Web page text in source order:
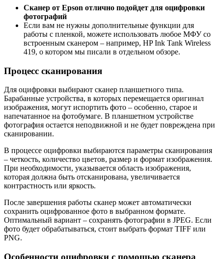
Сканер от Epson отлично подойдет для оцифровки
фотографий
Если вам не нужны дополнительные функции для
работы с пленкой, можете использовать любое МФУ со
встроенным сканером – например, HP Ink Tank Wireless
419, о котором мы писали в отдельном обзоре.
Процесс сканирования
Для оцифровки выбирают сканер планшетного типа.
Барабанные устройства, в которых перемещается оригинал
изображения, могут испортить фото – особенно, старое и
напечатанное на фотобумаге. В планшетном устройстве
фотография остается неподвижной и не будет повреждена при
сканировании.
В процессе оцифровки выбираются параметры сканирования
– четкость, количество цветов, размер и формат изображения.
При необходимости, указывается область изображения,
которая должна быть отсканирована, увеличивается
контрастность или яркость.
После завершения работы сканер может автоматически
сохранить оцифрованное фото в выбранном формате.
Оптимальный вариант – сохранять фотографии в JPEG. Если
фото будет обрабатываться, стоит выбрать формат TIFF или
PNG.
Особенности оцифровки с помощью сканера